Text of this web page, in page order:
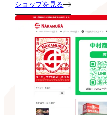
ショップを見る